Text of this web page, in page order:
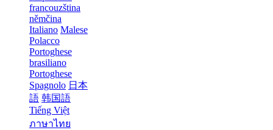
francouzština
němčina
Italiano Malese
Polacco
Portoghese
brasiliano
Portoghese
Spagnolo 日本
語 韩国語
Tiếng Việt
ภาษาไทย